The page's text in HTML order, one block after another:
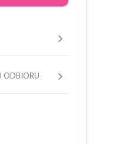
ODBIORU